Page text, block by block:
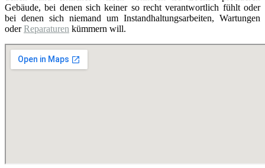
Gebäude, bei denen sich keiner so recht verantwortlich fühlt oder
bei denen sich niemand um Instandhaltungsarbeiten, Wartungen
oderReparaturen kümmern will.